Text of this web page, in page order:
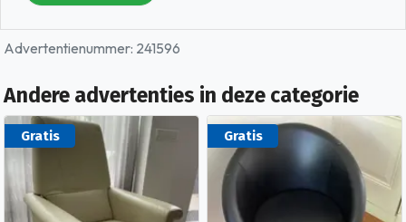
Advertentienummer: 241596
Andere advertenties in deze categorie
Gratis Gratis